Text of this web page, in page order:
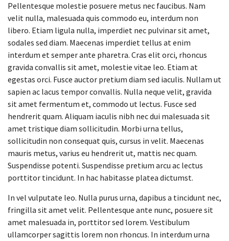
Pellentesque molestie posuere metus nec faucibus. Nam
velit nulla, malesuada quis commodo eu, interdum non
libero. Etiam ligula nulla, imperdiet nec pulvinar sit amet,
sodales sed diam. Maecenas imperdiet tellus at enim
interdum et semper ante pharetra. Cras elit orci, rhoncus
gravida convallis sit amet, molestie vitae leo. Etiam at
egestas orci. Fusce auctor pretium diam sed iaculis. Nullam ut
sapien ac lacus tempor convallis. Nulla neque velit, gravida
sit amet fermentum et, commodo ut lectus. Fusce sed
hendrerit quam. Aliquam iaculis nibh nec dui malesuada sit
amet tristique diam sollicitudin. Morbi urna tellus,
sollicitudin non consequat quis, cursus in velit. Maecenas
mauris metus, varius eu hendrerit ut, mattis nec quam.
Suspendisse potenti. Suspendisse pretium arcu ac lectus
porttitor tincidunt. In hac habitasse platea dictumst.
In vel vulputate leo. Nulla purus urna, dapibus a tincidunt nec,
fringilla sit amet velit. Pellentesque ante nunc, posuere sit
amet malesuada in, porttitor sed lorem. Vestibulum
ullamcorper sagittis lorem non rhoncus. In interdum urna